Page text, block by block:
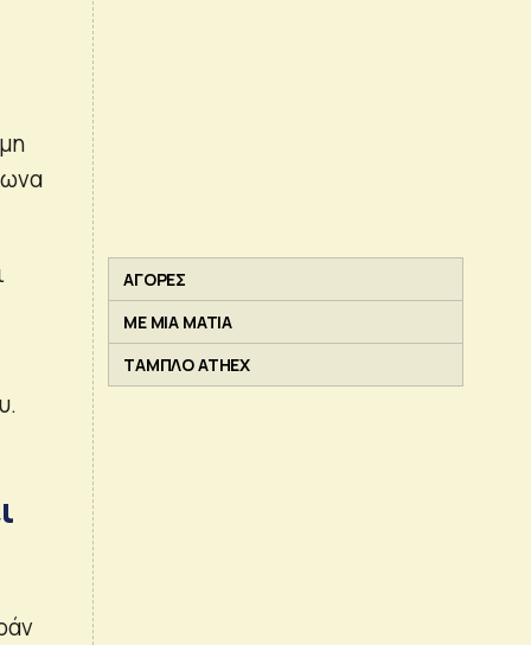
ΑΓΟΡΕΣ
ΜΕ ΜΙΑ ΜΑΤΙΑ
ΤΑΜΠΛΟ ATHEX